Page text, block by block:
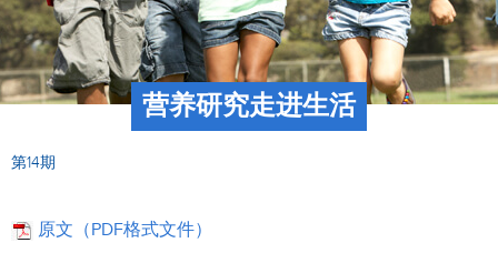
营养研究走进生活
第14期
原文（PDF格式文件）